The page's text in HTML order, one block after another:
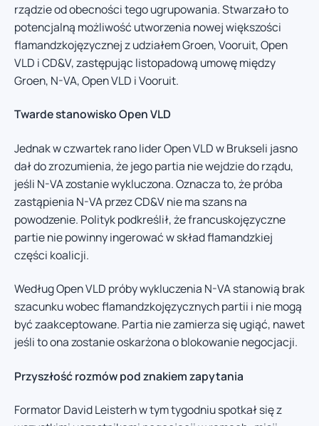
rządzie od obecności tego ugrupowania. Stwarzało to
potencjalną możliwość utworzenia nowej większości
flamandzkojęzycznej z udziałem Groen, Vooruit, Open
VLD i CD&V, zastępując listopadową umowę między
Groen, N-VA, Open VLD i Vooruit.
Twarde stanowisko Open VLD
Jednak w czwartek rano lider Open VLD w Brukseli jasno
dał do zrozumienia, że jego partia nie wejdzie do rządu,
jeśli N-VA zostanie wykluczona. Oznacza to, że próba
zastąpienia N-VA przez CD&V nie ma szans na
powodzenie. Polityk podkreślił, że francuskojęzyczne
partie nie powinny ingerować w skład flamandzkiej
części koalicji.
Według Open VLD próby wykluczenia N-VA stanowią brak
szacunku wobec flamandzkojęzycznych partii i nie mogą
być zaakceptowane. Partia nie zamierza się ugiąć, nawet
jeśli to ona zostanie oskarżona o blokowanie negocjacji.
Przyszłość rozmów pod znakiem zapytania
Formator David Leisterh w tym tygodniu spotkał się z